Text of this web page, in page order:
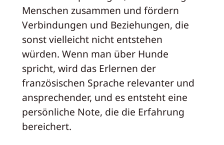
Menschen zusammen und fördern
Verbindungen und Beziehungen, die
sonst vielleicht nicht entstehen
würden. Wenn man über Hunde
spricht, wird das Erlernen der
französischen Sprache relevanter und
ansprechender, und es entsteht eine
persönliche Note, die die Erfahrung
bereichert.